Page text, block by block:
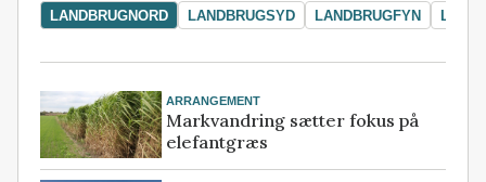
LANDBRUGNORD LANDBRUGSYD LANDBRUGFYN
ARRANGEMENT
Markvandring sætter fokus på
elefantgræs